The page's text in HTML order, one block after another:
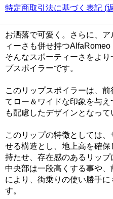
特定商取引法に基づく表記 (
お洒落で可愛く。さらに、
ィーさも併せ持つAlfaRomeo
そんなスポーティーさをよ
プスポイラーです。
このリップスポイラーは、
てロー＆ワイドな印象を与
も配慮したデザインとなって
このリップの特徴としては
せる構造とし、地上高を確
持たせ、存在感のあるリップ
中央部は一段高くする事や
により、街乗りの使い勝手
す。